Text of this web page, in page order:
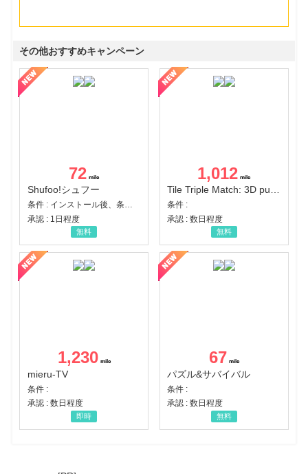
その他おすすめキャンペーン
72
Shufoo!シュフー
条件 : インストール後、条件達成
承認 : 1日程度
無料
1,012
Tile Triple Match: 3D puzzle
条件 :
承認 : 数日程度
無料
1,230
mieru-TV
条件 :
承認 : 数日程度
即時
67
パズル&サバイバル
条件 :
承認 : 数日程度
無料